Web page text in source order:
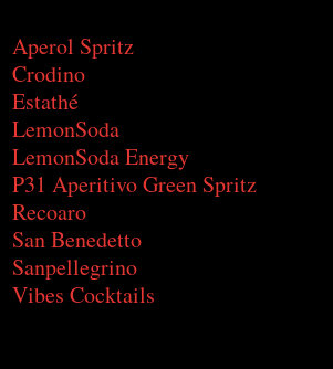
Aperol Spritz
Crodino
Estathé
LemonSoda
LemonSoda Energy
P31 Aperitivo Green Spritz
Recoaro
San Benedetto
Sanpellegrino
Vibes Cocktails